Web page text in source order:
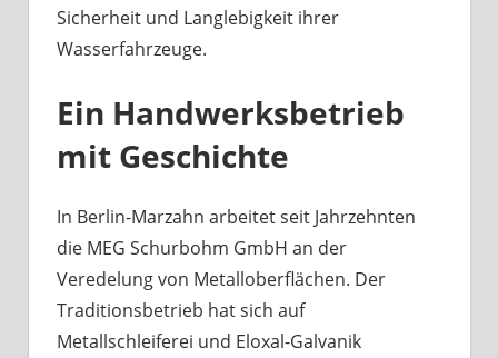
Sicherheit und Langlebigkeit ihrer
Wasserfahrzeuge.
Ein Handwerksbetrieb
mit Geschichte
In Berlin-Marzahn arbeitet seit Jahrzehnten
die MEG Schurbohm GmbH an der
Veredelung von Metalloberflächen. Der
Traditionsbetrieb hat sich auf
Metallschleiferei und Eloxal-Galvanik